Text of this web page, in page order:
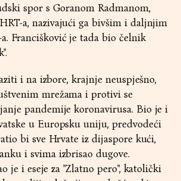
spor s Goranom Radmanom,
a, nazivajući ga bivšim i daljnjim
Francišković je tada bio čelnik
i na izbore, krajnje neuspješno,
mrežama i protivi se
pandemije koronavirusa. Bio je i
u Europsku uniju, predvodeći
bi sve Hrvate iz dijaspore kući,
i svima izbrisao dugove.
je i eseje za "Zlatno pero", katolički